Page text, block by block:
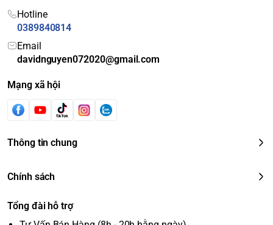
Hotline
0389840814
Email
davidnguyen072020@gmail.com
Mạng xã hội
Thông tin chung
Chính sách
Tổng đài hỗ trợ